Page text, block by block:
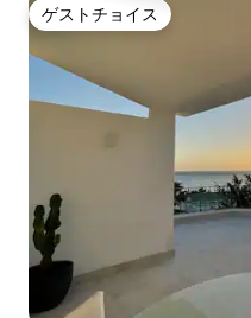
ゲストチョイス
ゲストチョイス